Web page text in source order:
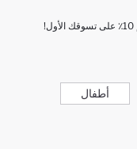
أطفال